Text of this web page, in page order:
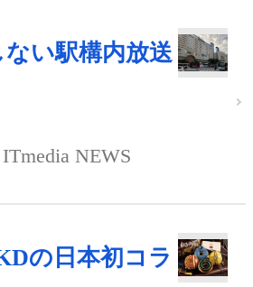
い駅構内放送
ITmedia NEWS
の日本初コラ